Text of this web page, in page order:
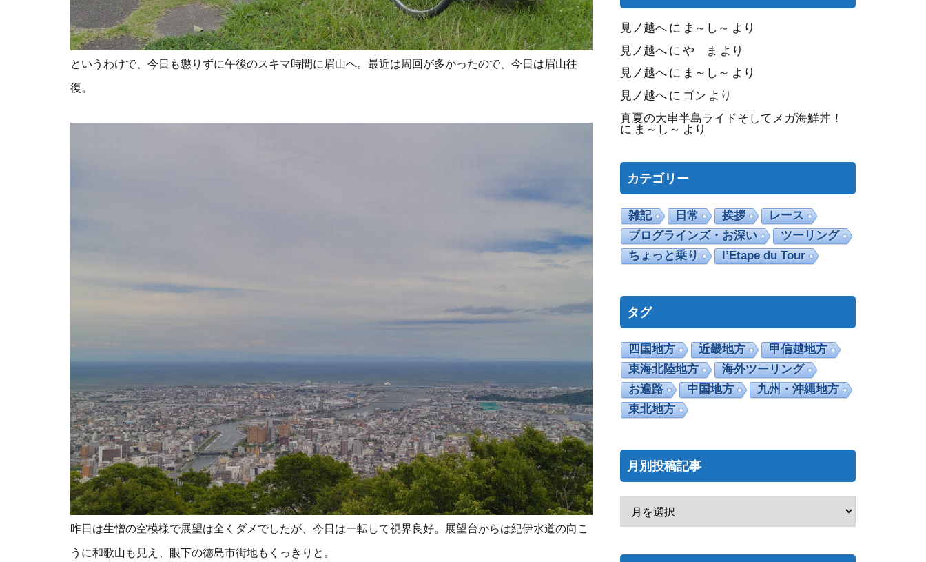
というわけで、今日も懲りずに午後のスキマ時間に眉山へ。 最近は周回が多かったので、今日は眉山往
復。
昨日は生憎の空模様で展望は全くダメでしたが、今日は一転して視界良好。展望台からは紀伊水道の向こ
うに和歌山も見え、眼下の徳島市街地も くっきりと。
見ノ越へに ま～し～ より
見ノ越へに や ま より
見ノ越へに ま～し～ より
見ノ越へに ゴン より
真夏の大串半島ライドそしてメガ海鮮丼！
に ま～し～ より
カテゴリー
雑記 日常 挨拶
レース
ブログラインズ・お深い
ツーリング
ちょっと乗り
l’Etape du Tour
タグ
四国地方 近畿地方
甲信越地方
東海北陸地方
海外ツーリング
お遍路
中国地方
九州・沖縄地方
東北地方
月別投稿記事